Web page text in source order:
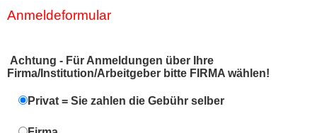
Anmeldeformular
Achtung - Für Anmeldungen über Ihre
Firma/Institution/Arbeitgeber bitte FIRMA wählen!
Privat = Sie zahlen die Gebühr selber